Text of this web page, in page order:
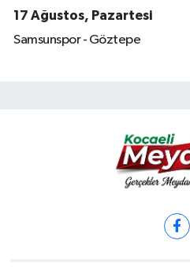
17 Ağustos, Pazartesi
Samsunspor - Göztepe